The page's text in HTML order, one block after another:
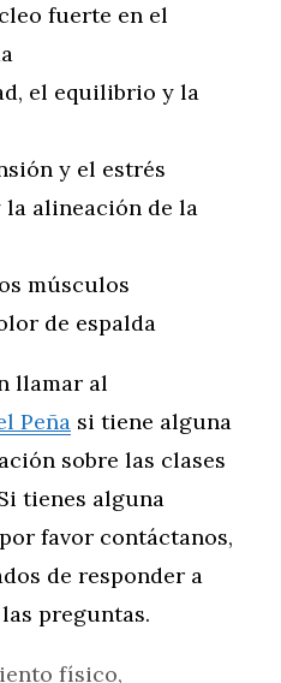
fuerte en el
el equilibrio y la
y el estrés
alineación de la
músculos
de espalda
llamar al
Peña si tiene alguna
sobre las clases
tienes alguna
favor contáctanos,
de responder a
preguntas.
físico,